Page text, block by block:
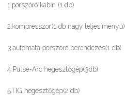
1.porszóró kabin (1 db)
2.kompresszor(1 db nagy teljesíményű)
3.automata porszóró berendezés(1 db)
4.Pulse-Arc hegesztőgép(3db)
5.TIG hegesztőgép(2 db)